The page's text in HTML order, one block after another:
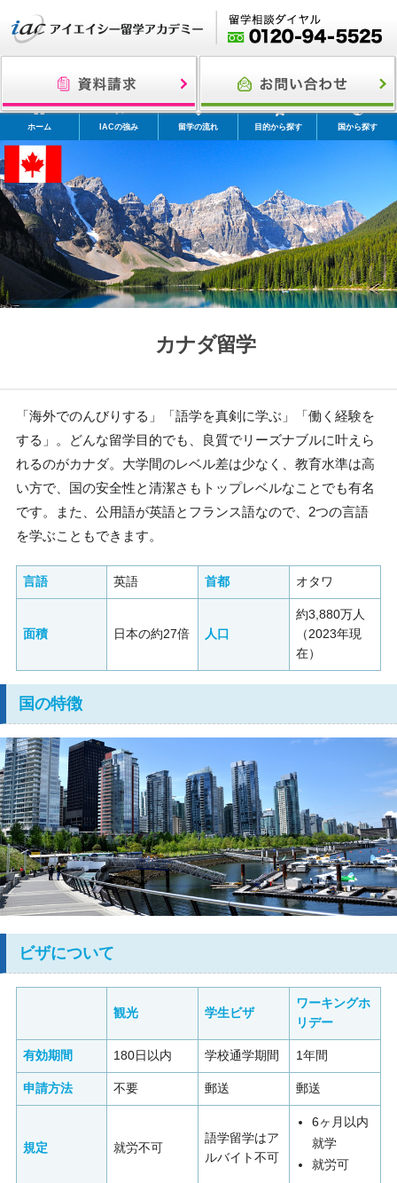
ホーム IACの強み 留学の流れ 目的から探す 国から探す
カナダ留学
「海外でのんびりする」「語学を真剣に学ぶ」「働く経験を
する」。どんな留学目的でも、良質でリーズナブルに叶えら
れるのがカナダ。大学間のレベル差は少なく、教育水準は高
い方で、国の安全性と清潔さもトップレベルなことでも有名
です。また、公用語が英語とフランス語なので、2つの言語
を学ぶこともできます。
言語 英語 首都 オタワ
面積 日本の約27倍 人口
約3,880万人
（2023年現
在）
国の特徴
ビザについて
観光 学生ビザ
ワーキングホ
リデー
有効期間 180日以内 学校通学期間 1年間
申請方法 不要 郵送 郵送
規定 就労不可
語学留学はア
ルバイト不可
6ヶ月以内
就学
就労可